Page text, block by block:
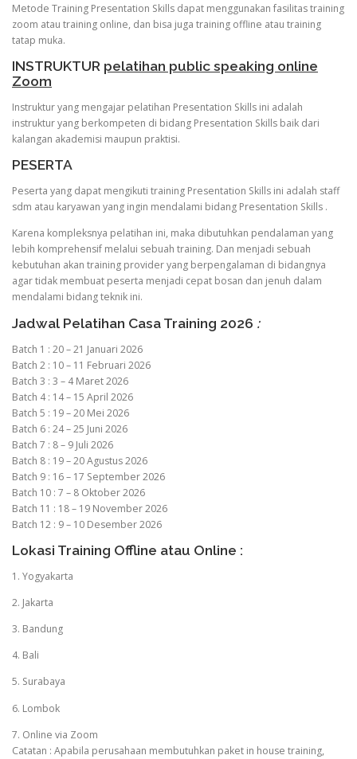
Metode Training Presentation Skills dapat menggunakan fasilitas training
zoom atau training online, dan bisa juga training offline atau training
tatap muka.
INSTRUKTUR pelatihan public speaking online
Zoom
Instruktur yang mengajar pelatihan Presentation Skills ini adalah
instruktur yang berkompeten di bidang Presentation Skills baik dari
kalangan akademisi maupun praktisi.
PESERTA
Peserta yang dapat mengikuti training Presentation Skills ini adalah staff
sdm atau karyawan yang ingin mendalami bidang Presentation Skills .
Karena kompleksnya pelatihan ini, maka dibutuhkan pendalaman yang
lebih komprehensif melalui sebuah training. Dan menjadi sebuah
kebutuhan akan training provider yang berpengalaman di bidangnya
agar tidak membuat peserta menjadi cepat bosan dan jenuh dalam
mendalami bidang teknik ini.
Jadwal Pelatihan Casa Training 2026 :
Batch 1 : 20 – 21 Januari 2026
Batch 2 : 10 – 11 Februari 2026
Batch 3 : 3 – 4 Maret 2026
Batch 4 : 14 – 15 April 2026
Batch 5 : 19 – 20 Mei 2026
Batch 6 : 24 – 25 Juni 2026
Batch 7 : 8 – 9 Juli 2026
Batch 8 : 19 – 20 Agustus 2026
Batch 9 : 16 – 17 September 2026
Batch 10 : 7 – 8 Oktober 2026
Batch 11 : 18 – 19 November 2026
Batch 12 : 9 – 10 Desember 2026
Lokasi Training Offline atau Online :
1. Yogyakarta
2. Jakarta
3. Bandung
4. Bali
5. Surabaya
6. Lombok
7. Online via Zoom
Catatan : Apabila perusahaan membutuhkan paket in house training,